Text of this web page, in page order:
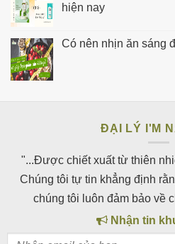
hiện nay
Có nên nhịn ăn sáng
ĐẠI LÝ I'M
"...Được chiết xuất từ thiên
Chúng tôi tự tin khẳng định
chúng tôi luôn đảm bảo về
Nhận tin